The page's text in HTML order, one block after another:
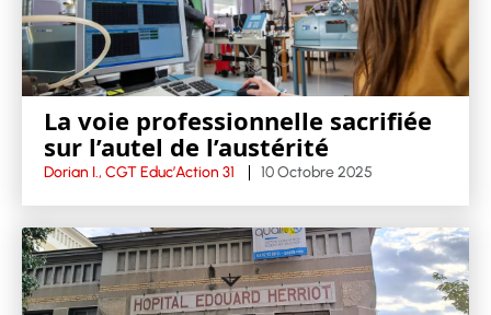
La voie professionnelle sacrifiée
sur l’autel de l’austérité
Dorian I., CGT Educ’Action 31 10 Octobre 2025